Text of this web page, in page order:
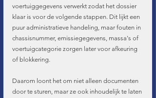
voertuiggegevens verwerkt zodat het dossier
klaar is voor de volgende stappen. Dit lijkt een
puur administratieve handeling, maar fouten in
chassisnummer, emissiegegevens, massa's of
voertuigcategorie zorgen later voor afkeuring
of blokkering.
Daarom loont het om niet alleen documenten
door te sturen, maar ze ook inhoudelijk te laten